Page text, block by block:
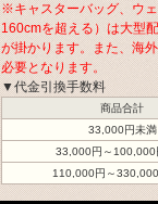
※キャスターバッグ、ウ
160cmを超える）は大型
が掛かります。また、海
必要となります。
▼代金引換手数料
商品合計
33,000円未満
33,000円～100,000
110,000円～